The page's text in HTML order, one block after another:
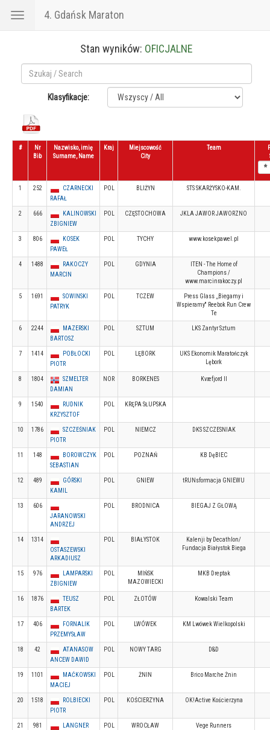
Toggle
4. Gdańsk Maraton
Stan wyników: OFICJALNE
Klasyfikacje:
#
Nr
Bib
Nazwisko, imię
Surname, Name
Kraj
Miejscowość
City
Team
1 252
CZARNECKI
RAFAŁ
POL BLIŻYN STS SKARŻYSKO-KAM.
2 666
KALINOWSKI
ZBIGNIEW
POL CZĘSTOCHOWA JKLA JAWOR JAWORZNO
3 806
KOSEK
PAWEŁ
POL TYCHY www.kosekpawel.pl
4 1488
RAKOCZY
MARCIN
POL GDYNIA
ITEN - The Home of
Champions /
www.marcinrakoczy.pl
5 1691
SOWINSKI
PATRYK
POL TCZEW
Press Glass ,,Biegamy i
Wspieramy'' Reebok Run Crew
Te
6 2244
MAZERSKI
BARTOSZ
POL SZTUM LKS Zantyr Sztum
7 1414
POBŁOCKI
PIOTR
POL LĘBORK
UKS Ekonomik Maratończyk
Lębork
8 1804
SZMELTER
DAMIAN
NOR BORKENES Kvæfjord Il
9 1540
RUDNIK
KRZYSZTOF
POL KRĘPA SŁUPSKA
10 1786
SZCZEŚNIAK
PIOTR
POL NIEMCZ DKS SZCZESNIAK
11 148
BOROWCZYK
SEBASTIAN
POL POZNAŃ KB DęBIEC
12 489
GÓRSKI
KAMIL
POL GNIEW tRUNsformacja GNIEWU
13
606
JARANOWSKI
ANDRZEJ
POL BRODNICA BIEGAJ Z GŁOWĄ
14
1314
OSTASZEWSKI
ARKADIUSZ
POL BIAŁYSTOK
Kalenji by Decathlon/
Fundacja Białystok Biega
15 976
LAMPARSKI
ZBIGNIEW
POL
MIŃSK
MAZOWIECKI
MKB Dreptak
16 1876
TEUSZ
BARTEK
POL ZŁOTÓW Kowalski Team
17 406
FORNALIK
PRZEMYSŁAW
POL LWÓWEK KM Lwówek Wielkopolski
18 42
ATANASOW
ANCEW DAWID
POL NOWY TARG D&D
19 1101
MAĆKOWSKI
MACIEJ
POL ŻNIN Brico Marche Żnin
20 1518
ROLBIECKI
PIOTR
POL KOŚCIERZYNA OK!Active Kościerzyna
21 981
LANGNER
POL WROCŁAW Vege Runners